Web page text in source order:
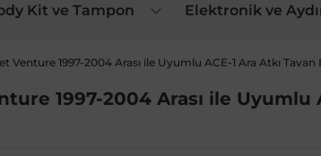
Kit ve Tampon Elektronik ve
Venture 1997-2004 Arası ile Uyumlu ACE-1 Ara Atkı Tavan
1997-2004 Arası ile Uyumlu